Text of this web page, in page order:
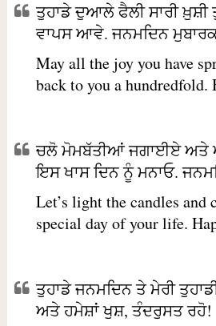
ਤੁਹਾਡੇ ਦੁਆਲੇ ਫੈਲੀ ਸਾਰੀ
ਵਾਪਸ ਆਵੇ. ਜਨਮਦਿਨ
May all the joy you have
back to you a hundredfold.
ਚਲੋ ਮੋਮਬੱਤੀਆਂ ਜਗਾਈਏ ਅਤੇ
ਇਸ ਖਾਸ ਦਿਨ ਨੂੰ ਮਨਾਓ.
Let’s light the candles and
special day of your life.
ਤੁਹਾਡੇ ਜਨਮਦਿਨ ਤੇ ਮੇਰੀ
ਅਤੇ ਹਮੇਸ਼ਾਂ ਖੁਸ਼, ਤੰਦਰੁਸਤ ਰਹੋ!